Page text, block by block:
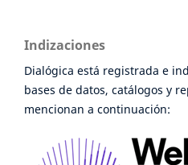
Indizaciones
Dialógica está registrada e
bases de datos, catálogos y
mencionan a continuación: